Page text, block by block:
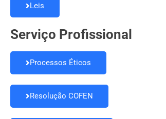
Leis
Serviço Profissional
Processos Éticos
Resolução COFEN